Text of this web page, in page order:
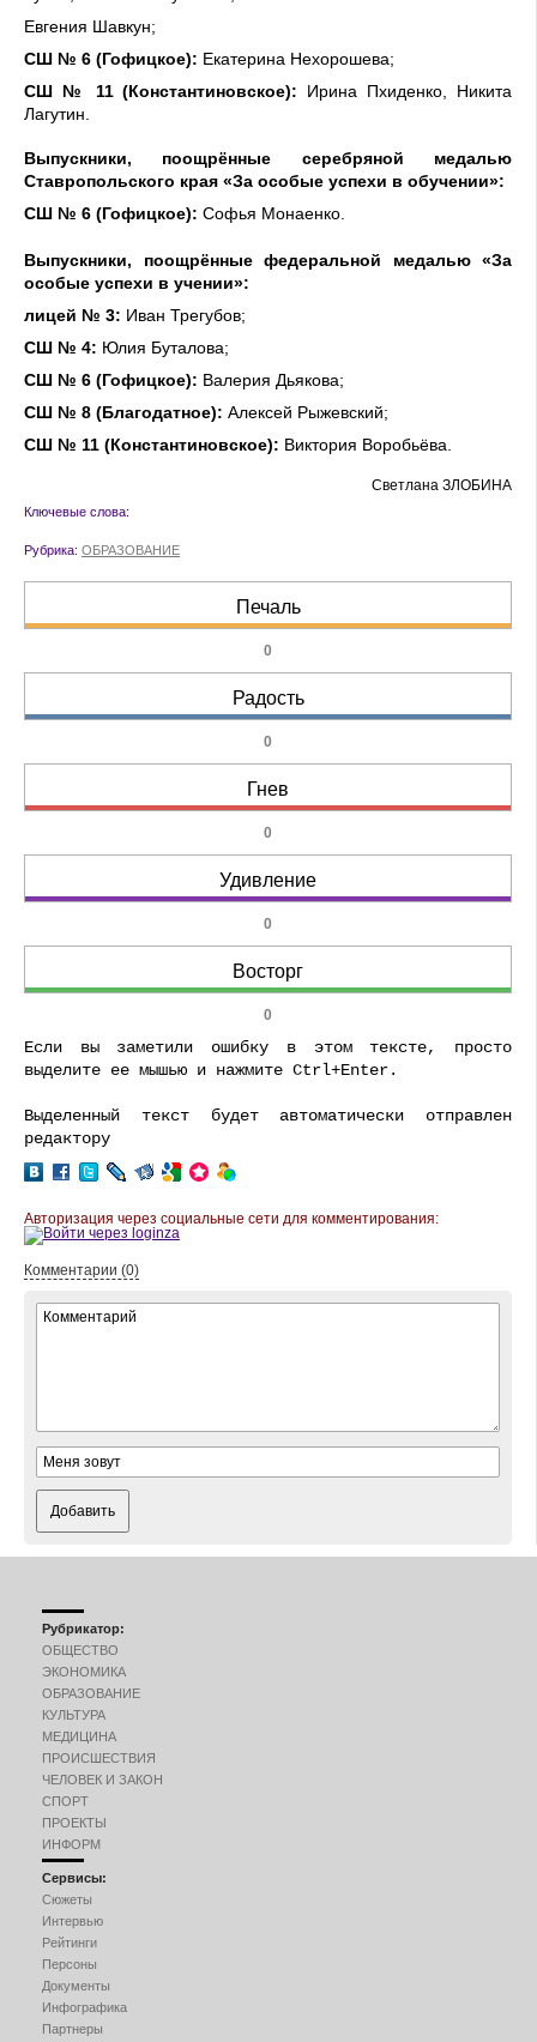
Евгения Шавкун;
СШ № 6 (Гофицкое): Екатерина Нехорошева;
СШ № 11 (Константиновское): Ирина Пхиденко, Никита
Лагутин
Выпускники, поощрённые серебряной медалью
Ставропольского края «За особые успехи в обучении»:
СШ № 6 (Гофицкое): Софья Монаенко.
Выпускники, поощрённые федеральной медалью «За
особые успехи в учении»:
лицей № 3: Иван Трегубов;
СШ № 4: Юлия Буталова;
СШ № 6 (Гофицкое): Валерия Дьякова;
СШ № 8 (Благодатное): Алексей Рыжевский;
СШ № 11 (Константиновское): Виктория Воробьёва
Светлана ЗЛОБИНА
Ключевые слова:
Рубрика: ОБРАЗОВАНИЕ
Печаль
0
Радость
0
Гнев
0
Удивление
0
Восторг
0
Если вы заметили ошибку в этом тексте, просто
выделите ее мышью и нажмите Ctrl+Enter.
Выделенный текст будет автоматически отправлен
редактору
Авторизация через социальные сети для комментирования:
Комментарии (0)
Добавить
Рубрикатор:
ОБЩЕСТВО
ЭКОНОМИКА
ОБРАЗОВАНИЕ
КУЛЬТУРА
МЕДИЦИНА
ПРОИСШЕСТВИЯ
ЧЕЛОВЕК И ЗАКОН
СПОРТ
ПРОЕКТЫ
ИНФОРМ
Сервисы:
Сюжеты
Интервью
Рейтинги
Персоны
Документы
Инфографика
Партнеры